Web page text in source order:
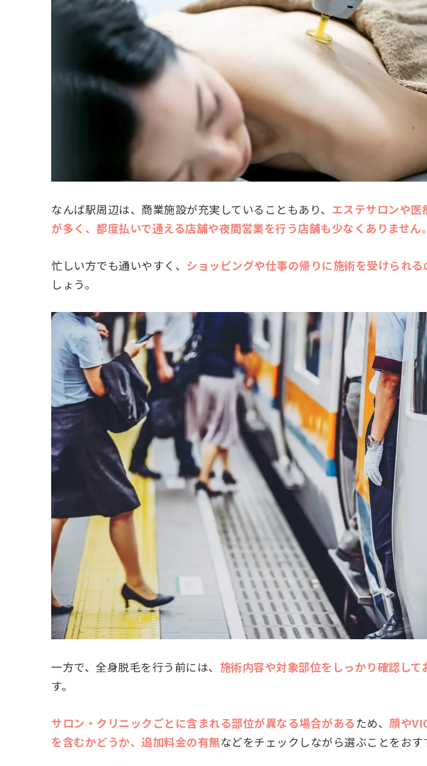
なんば駅周辺は、商業施設が充実していることもあり、 エステサロンや医
が多く、都度払いで通える店舗や夜間営業を行う店舗も少なくありません。
忙しい方でも通いやすく、 ショッピングや仕事の帰りに施術を受けられ
しょう。
一方で、全身脱毛を行う前には、 施術内容や対象部位をしっかり確認して
す。
サロン・クリニックごとに含まれる部位が異なる場合があるため、 顔や
を含むかどうか、追加料金の有無などをチェックしながら選ぶことをおす